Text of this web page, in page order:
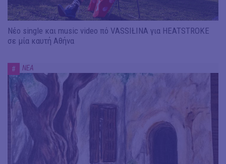
Νέο single και music video πό VASSIŁINA για HEATSTROKE
σε μία καυτή Αθήνα
# ΝΕΑ